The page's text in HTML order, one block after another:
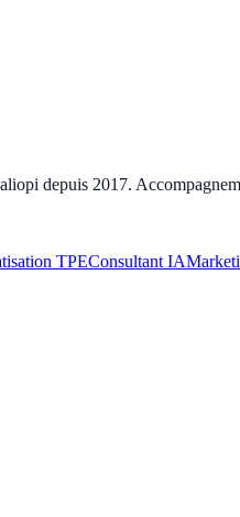
depuis 2017.
TPEConsultant IA